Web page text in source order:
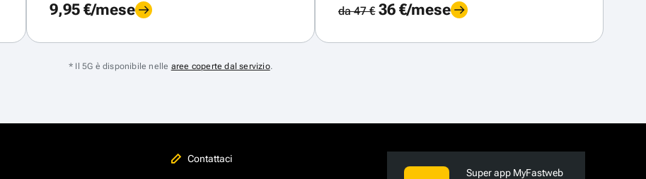
9,95 €/mese da 47 €36 €/mese
* Il 5G è disponibile nelle aree coperte dal servizio.
Contattaci
Super app MyFastweb